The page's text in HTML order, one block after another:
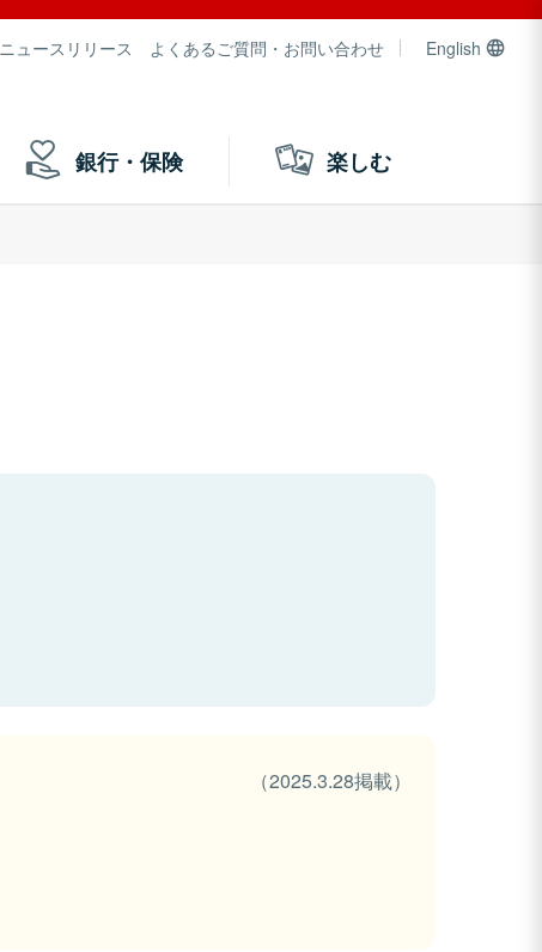
ニュースリリース よくあるご質問・お問い合わせ English
銀行・保険 楽しむ
（2025.3.28掲載）